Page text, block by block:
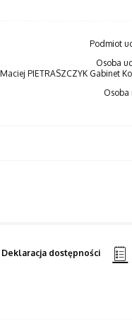
Podmiot
Osoba
Maciej PIETRASZCZYK Gabinet
Osoba
Deklaracja dostępności